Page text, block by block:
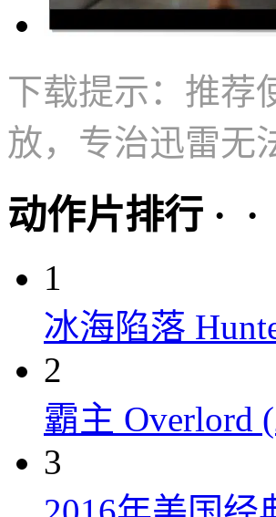
下载提示：推荐
放，专治迅雷无
动作片排行 · ·
1
冰海陷落
2
霸主 Overlord
3